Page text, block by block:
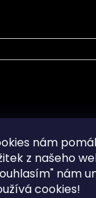
nám
z našeho
nám
cookies!
osobních údajů
dotazy